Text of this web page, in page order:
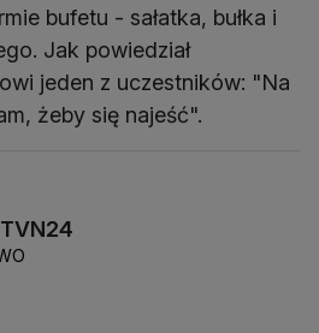
bufetu - sałatka, bułka i
Jak powiedział
jeden z uczestników: "Na
żeby się najeść".
TVN24